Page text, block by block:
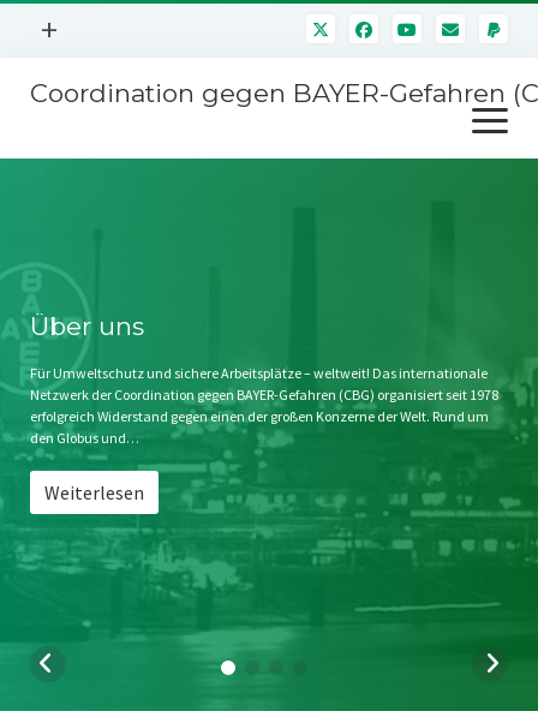
Menü
+
Mitmachen
Kontakt
Impressum
Störfälle
Coordination gegen BAYER-Gefahren
Menü
öffnen
Stichwort BAYER
Jahrestagung
SPENDEN
Über uns
Für Umweltschutz und sichere Arbeitsplätze – weltweit! Das internationale
Netzwerk der Coordination gegen BAYER-Gefahren (CBG) organisiert seit 1978
erfolgreich Widerstand gegen einen der großen Konzerne der Welt. Rund um
den Globus und…
Weiterlesen